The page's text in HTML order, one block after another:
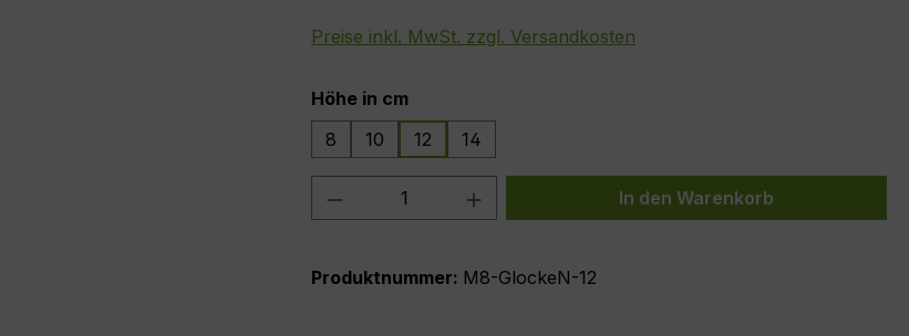
Preise inkl. MwSt. zzgl. Versandkosten
Höhe in cmauswählen
8
10 12 14
Produkt Anzahl: Gib den gewünschten Wert
In den Warenkorb
Produktnummer: M8-GlockeN-12